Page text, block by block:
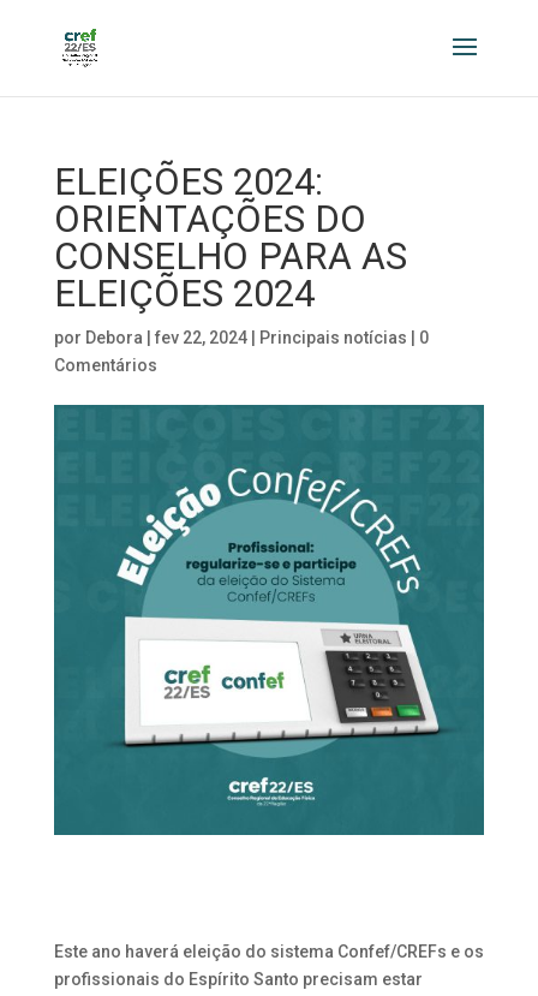
ELEIÇÕES 2024:
ORIENTAÇÕES DO
CONSELHO PARA AS
ELEIÇÕES 2024
por Debora fev 22, 2024| Principais notícias
0
Comentários
Este ano haverá eleição do sistema Confef/CREFs e os
profissionais do Espírito Santo precisam estar